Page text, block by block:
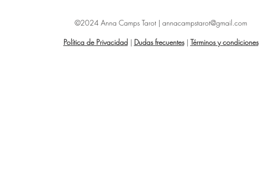
©2024 Anna Camps Tarot | annacampstarot@gmail.com
Política de Privacidad| Dudas frecuentes| Términos y condiciones